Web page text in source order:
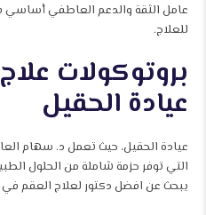
عامل الثقة والدعم العاطفي
للعلاج.
بروتوكولات
عيادة الحقيل
عيادة الحقيل، حيث تعمل د. سهام
التي توفر حزمة شاملة من الحلول
يبحث عن افضل دكتور لعلاج العقم في